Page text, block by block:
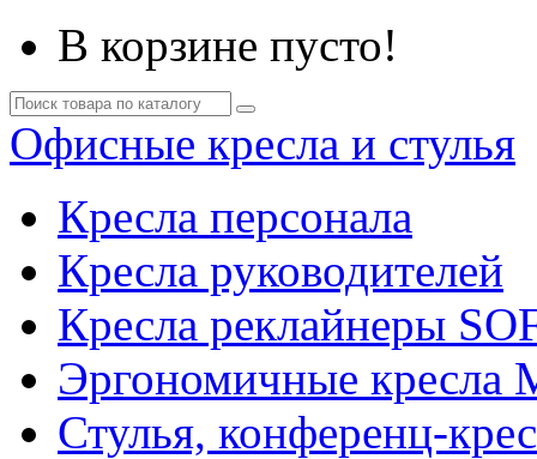
В корзине пусто!
Офисные кресла и стулья
Кресла персонала
Кресла руководителей
Кресла реклайнеры
Эргономичные
Стулья, конференц-